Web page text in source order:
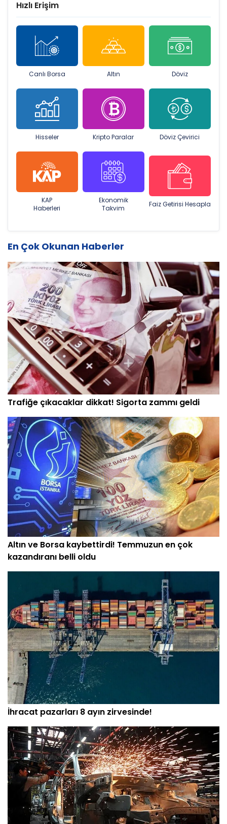
Hızlı Erişim
Canlı Borsa Altın Döviz
Hisseler Kripto Paralar Döviz Çevirici
KAP
Haberleri
Ekonomik
Takvim
Faiz Getirisi Hesapla
En Çok Okunan Haberler
Trafiğe çıkacaklar dikkat! Sigorta zammı geldi
Altın ve Borsa kaybettirdi! Temmuzun en çok
kazandıranı belli oldu
İhracat pazarları 8 ayın zirvesinde!